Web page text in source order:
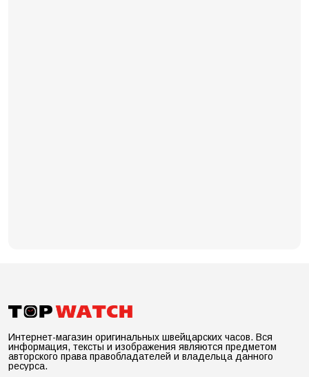
Интернет-магазин оригинальных швейцарских часов. Вся
информация, тексты и изображения являются предметом
авторского права правобладателей и владельца данного
ресурса.